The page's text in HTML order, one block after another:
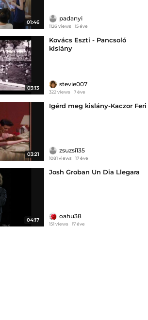
01:46
padanyi
1126 views 15 éve
03:13
Kovács Eszti - Pancsoló
kislány
stevie007
322 views 7 éve
03:21
Igérd meg kislány-Kaczor Feri
zsuzsi135
1081 views 17 éve
04:17
Josh Groban Un Dia Llegara
oahu38
151 views 17 éve